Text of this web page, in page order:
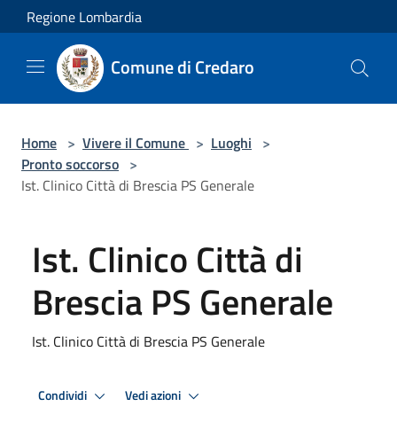
Salta al contenuto principale
Regione Lombardia
Comune di Credaro
Home > Vivere il Comune > Luoghi >
Pronto soccorso >
Ist. Clinico Città di Brescia PS Generale
Ist. Clinico Città di
Brescia PS Generale
Ist. Clinico Città di Brescia PS Generale
Condividi Vedi azioni